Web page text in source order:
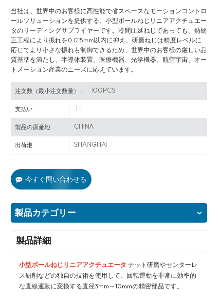
当社は、世界中のお客様に高性能で省スペースなモーションコントロ
ールソリューションを提供する、小型ボールねじリニアアクチュエー
タのリーディングサプライヤーです。冷間圧延ねじであっても、熱矯
正工程により振れを0.015mm以内に抑え、研磨ねじは精度レベルに
応じてより小さな振れも制御できるため、世界中のお客様の厳しい品
質基準を満たし、半導体装置、医療機器、光学機器、航空宇宙、オー
トメーション産業のニーズに応えています。
注文数（最小注文数量） : 100PCS
支払い : TT
製品の原産地 : CHINA
出荷港 : SHANGHAI
今すぐ問い合わせる
製品カテゴリー
製品詳細
小型ボールねじリニアアクチュエータ ナット研磨やセンターレ
ス研削などの独自の技術を使用して、回転運動を非常に効率的
な直線運動に変換する直径3mm～10mmの精密部品です。